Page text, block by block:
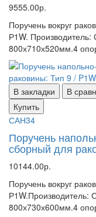
9555.00р.
Поручень вокруг
Р1W.
800х710х520мм.4
В закладки В
Купить
САН34
Поручень
сборный для
10144.00р.
Поручень вокруг
Р1W.Производитель:
800х730х600мм.4